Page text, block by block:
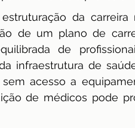
da carreira
de um plano de
de
infraestrutura de
acesso a
de médicos pode